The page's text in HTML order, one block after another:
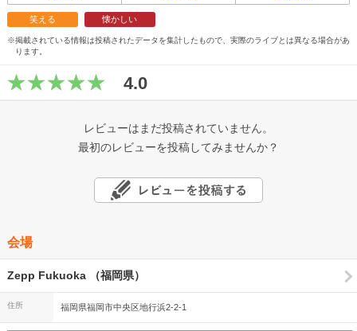
笑える 懐かしい
※掲載されている情報は投稿されたデータを集計したもので、実際のライブとは異なる場合があ
ります。
4.0
レビューはまだ投稿されていません。
最初のレビューを投稿してみませんか？
会場
Zepp Fukuoka （福岡県）
住所 福岡県福岡市中央区地行浜2-2-1